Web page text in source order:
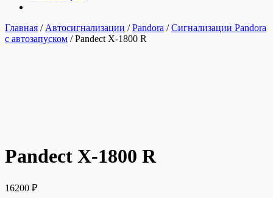
Главная / Автосигнализации /Pandora /Сигнализации Pandora
с автозапуском /Pandect X-1800 R
Pandect X-1800 R
16200 ₽